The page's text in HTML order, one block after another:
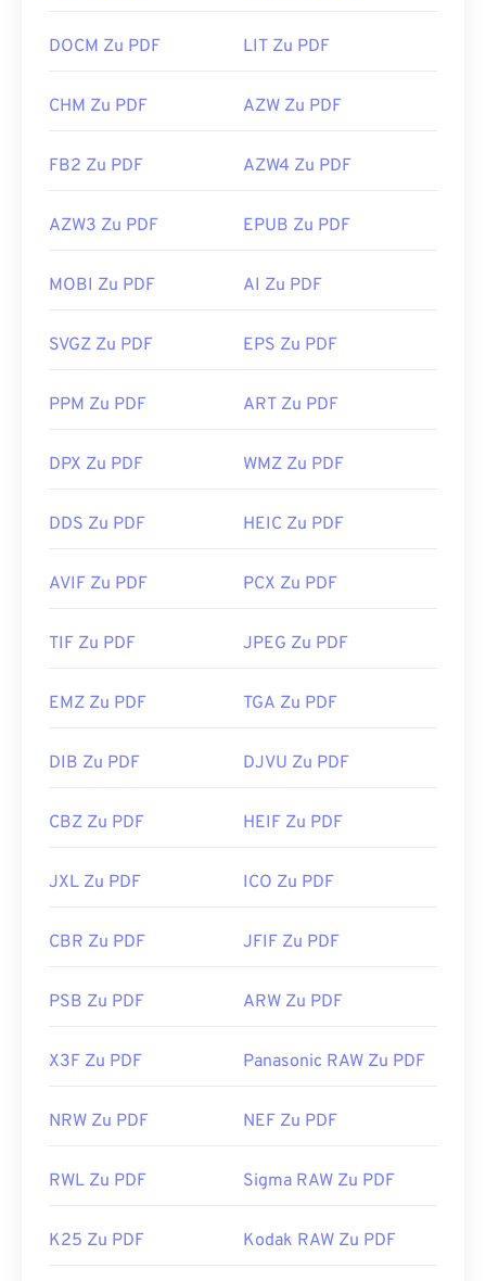
DOCM Zu PDF LIT Zu PDF
CHM Zu PDF AZW Zu PDF
FB2 Zu PDF AZW4 Zu PDF
AZW3 Zu PDF EPUB Zu PDF
MOBI Zu PDF AI Zu PDF
SVGZ Zu PDF EPS Zu PDF
PPM Zu PDF ART Zu PDF
DPX Zu PDF WMZ Zu PDF
DDS Zu PDF HEIC Zu PDF
AVIF Zu PDF PCX Zu PDF
TIF Zu PDF JPEG Zu PDF
EMZ Zu PDF TGA Zu PDF
DIB Zu PDF DJVU Zu PDF
CBZ Zu PDF HEIF Zu PDF
JXL Zu PDF ICO Zu PDF
CBR Zu PDF JFIF Zu PDF
PSB Zu PDF ARW Zu PDF
X3F Zu PDF Panasonic RAW Zu PDF
NRW Zu PDF NEF Zu PDF
RWL Zu PDF Sigma RAW Zu PDF
K25 Zu PDF Kodak RAW Zu PDF